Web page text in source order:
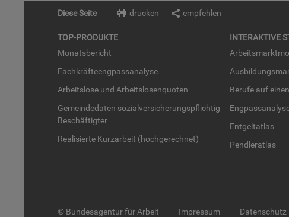
Diese Seite drucken empfehlen
TOP-PRO­DUK­TE
Mo­nats­be­richt
Fach­kräf­te­eng­pass­ana­ly­se
Ar­beits­lo­se und Ar­beits­lo­sen­quo­ten
Ge­mein­de­da­ten so­zi­al­ver­si­che­rungs­pflich­tig
Be­schäf­tig­ter
Rea­li­sier­te Kurz­ar­beit (hoch­ge­rech­net)
IN­TER­AK­TI­VE
Be­ru­fe auf
Ent­gel­t­at­las
Pend­ler­at­las
© Bundesagentur für Arbeit Impressum Datenschutz